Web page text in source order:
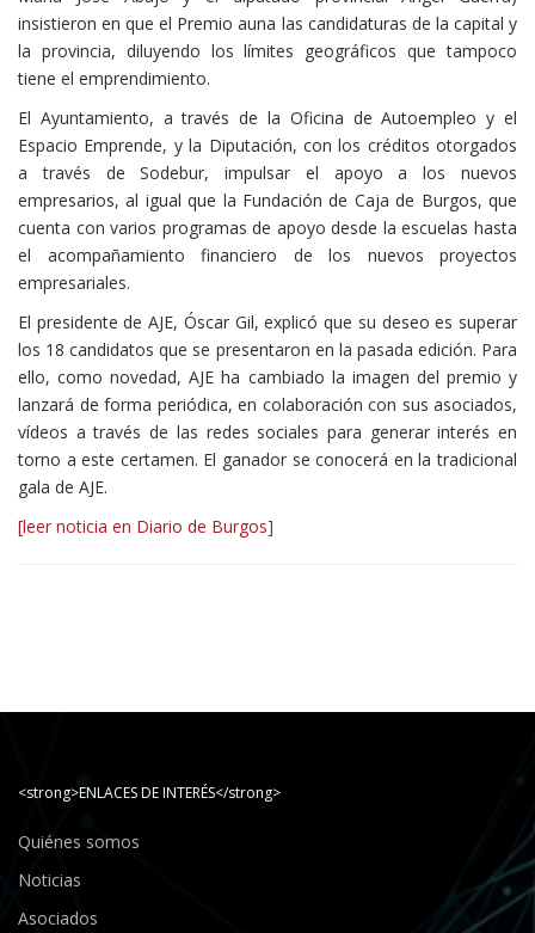
insistieron en que el Premio auna las candidaturas de la capital y
la provincia, diluyendo los límites geográficos que tampoco
tiene el emprendimiento.
El Ayuntamiento, a través de la Oficina de Autoempleo y el
Espacio Emprende, y la Diputación, con los créditos otorgados
a través de Sodebur, impulsar el apoyo a los nuevos
empresarios, al igual que la Fundación de Caja de Burgos, que
cuenta con varios programas de apoyo desde la escuelas hasta
el acompañamiento financiero de los nuevos proyectos
empresariales.
El presidente de AJE, Óscar Gil, explicó que su deseo es superar
los 18 candidatos que se presentaron en la pasada edición. Para
ello, como novedad, AJE ha cambiado la imagen del premio y
lanzará de forma periódica, en colaboración con sus asociados,
vídeos a través de las redes sociales para generar interés en
torno a este certamen. El ganador se conocerá en la tradicional
gala de AJE.
[leer noticia en Diario de Burgos]
<strong>ENLACES DE INTERÉS</strong>
Quiénes somos
Noticias
Asociados